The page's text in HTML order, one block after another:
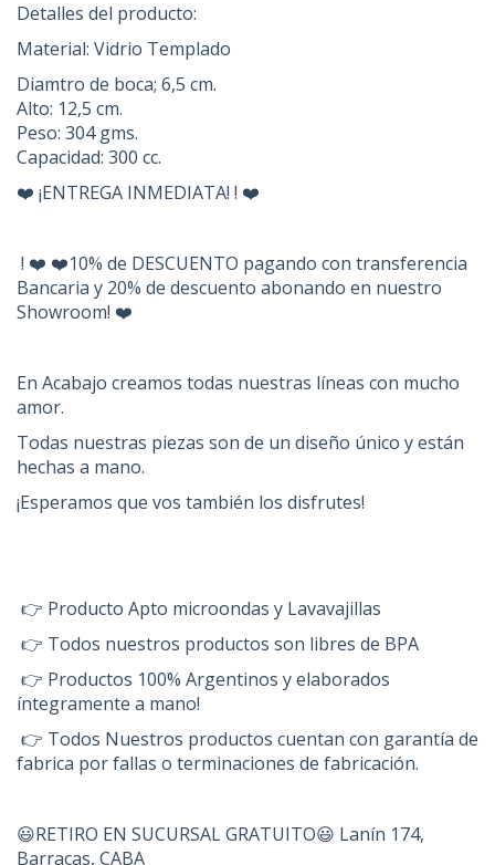
Detalles del producto:
Material: Vidrio Templado
Diamtro de boca; 6,5 cm.
Alto: 12,5 cm.
Peso: 304 gms.
Capacidad: 300 cc.
❤️ ¡ENTREGA INMEDIATA! ! ❤️
! ❤️ ❤️10% de DESCUENTO pagando con transferencia
Bancaria y 20% de descuento abonando en nuestro
Showroom! ❤️
En Acabajo creamos todas nuestras líneas con mucho
amor.
Todas nuestras piezas son de un diseño único y están
hechas a mano.
¡Esperamos que vos también los disfrutes!
👉 Producto Apto microondas y Lavavajillas
👉 Todos nuestros productos son libres de BPA
👉 Productos 100% Argentinos y elaborados
íntegramente a mano!
👉 Todos Nuestros productos cuentan con garantía de
fabrica por fallas o terminaciones de fabricación.
😃RETIRO EN SUCURSAL GRATUITO😃 Lanín 174,
Barracas, CABA